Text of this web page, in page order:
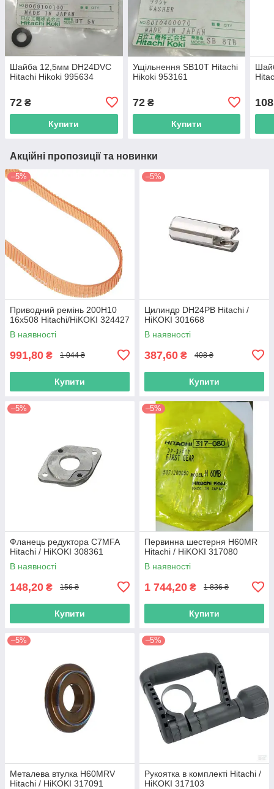
Шайба 12,5мм DH24DVC
Hitachi Hikoki 995634
72 ₴
Купити
Ущільнення SB10T Hitachi
Hikoki 953161
72₴
Купити
108
Акційні пропозиції та новинки
–5%
Приводний ремінь 200Н10
16х508 Hitachi/HiKOKI 324427
В наявності
991,80 ₴ 1 044 ₴
Купити
–5%
Цилиндр DH24PB Hitachi /
HiKOKI 301668
В наявності
387,60 ₴ 408 ₴
Купити
–5%
Фланець редуктора C7MFA
Hitachi / HiKOKI 308361
В наявності
148,20 ₴ 156 ₴
Купити
–5%
Первинна шестерня H60MR
Hitachi / HiKOKI 317080
В наявності
1 744,20 ₴ 1 836 ₴
Купити
–5%
Металева втулка H60MRV
Hitachi / HiKOKI 317091
–5%
Рукоятка в комплекті Hitachi /
HiKOKI 317103